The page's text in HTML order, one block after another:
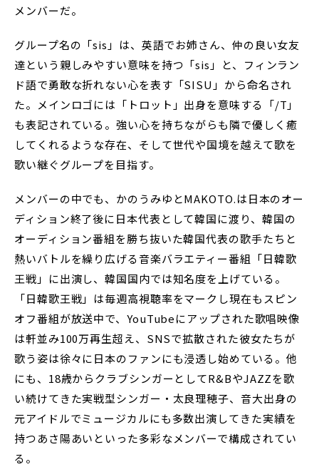
メンバーだ。
グループ名の「sis」は、英語でお姉さん、仲の良い女友
達という親しみやすい意味を持つ「sis」と、フィンラン
ド語で勇敢な折れない心を表す「SISU」から命名され
た。メインロゴには「トロット」出身を意味する「/T」
も表記されている。強い心を持ちながらも隣で優しく癒
してくれるような存在、そして世代や国境を越えて歌を
歌い継ぐグループを目指す。
メンバーの中でも、かのうみゆとMAKOTO.は日本のオー
ディション終了後に日本代表として韓国に渡り、韓国の
オーディション番組を勝ち抜いた韓国代表の歌手たちと
熱いバトルを繰り広げる音楽バラエティー番組「日韓歌
王戦」に出演し、韓国国内では知名度を上げている。
「日韓歌王戦」は毎週高視聴率をマークし現在もスピン
オフ番組が放送中で、YouTubeにアップされた歌唱映像
は軒並み100万再生超え、SNSで拡散された彼女たちが
歌う姿は徐々に日本のファンにも浸透し始めている。他
にも、18歳からクラブシンガーとしてR&BやJAZZを歌
い続けてきた実戦型シンガー・太良理穂子、音大出身の
元アイドルでミュージカルにも多数出演してきた実績を
持つあさ陽あいといった多彩なメンバーで構成されてい
る。